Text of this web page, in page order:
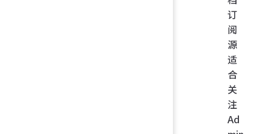
订
阅
源
适
合
关
注
Ad